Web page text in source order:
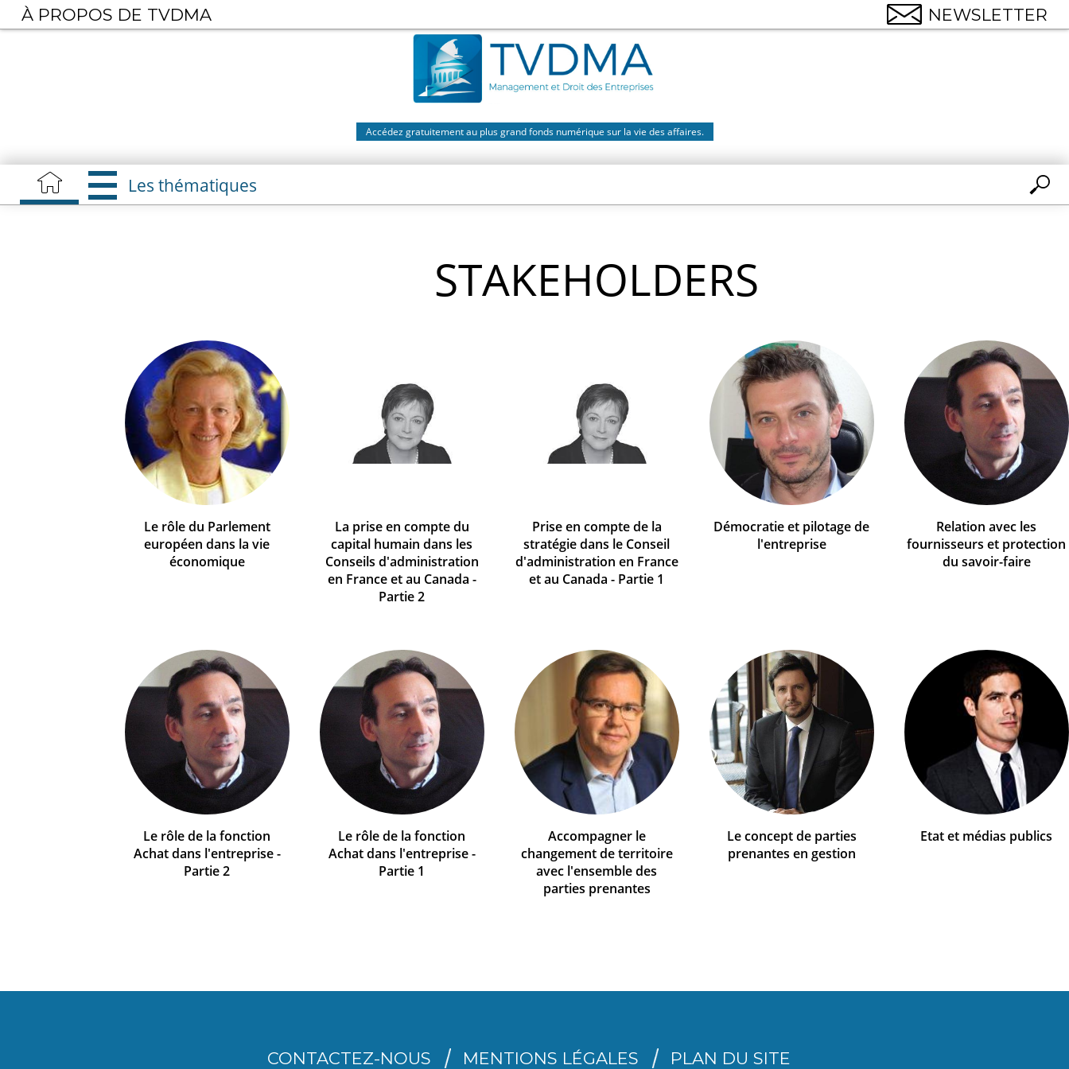
Aller
au
Accédez gratuitement au plus grand fonds numérique sur la vie des affaires.
Les thématiques
STAKEHOLDERS
Le rôle du Parlement
européen dans la vie
économique
La prise en compte du
capital humain dans les
Conseils d'administration
en France et au Canada -
Partie 2
Prise en compte de la
stratégie dans le Conseil
d'administration en France
et au Canada - Partie 1
Démocratie et pilotage de
l'entreprise
Relation avec les
fournisseurs et protection
du savoir-faire
Le rôle de la fonction
Achat dans l'entreprise -
Partie 2
Le rôle de la fonction
Achat dans l'entreprise -
Partie 1
Accompagner le
changement de territoire
avec l'ensemble des
parties prenantes
Le concept de parties
prenantes en gestion
Etat et médias publics
À PROPOS DE TVDMA NEWSLETTER
CONTACTEZ-NOUS MENTIONS LÉGALES PLAN DU SITE